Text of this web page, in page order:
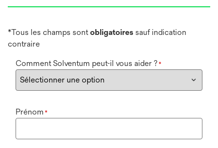
*Tous les champs sontobligatoires sauf indication
contraire
Comment Solventum peut-il vous aider ? *
Prénom *